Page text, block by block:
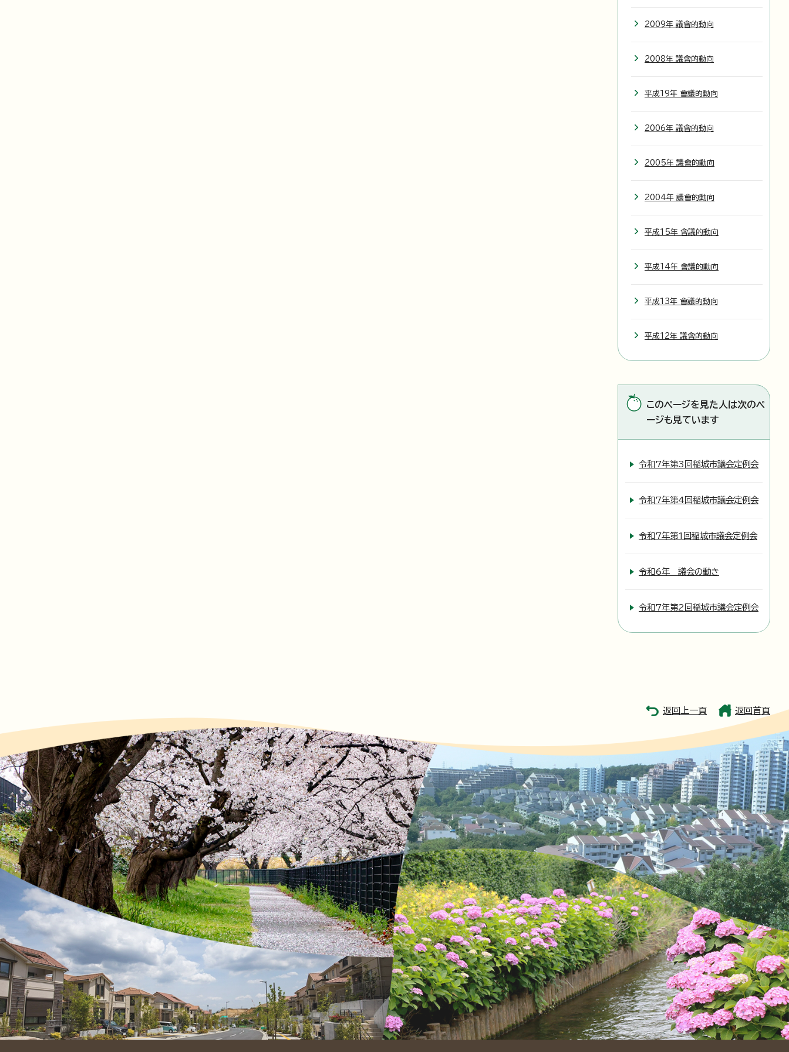
2009年 議會的動向
2008年 議會的動向
平成19年 會議的動向
2006年 議會的動向
2005年 議會的動向
2004年 議會的動向
平成15年 會議的動向
平成14年 會議的動向
平成13年 會議的動向
平成12年 議會的動向
このページを見た人は次のペ
ージも見ています
令和7年第3回稲城市議会定例会
令和7年第4回稲城市議会定例会
令和7年第1回稲城市議会定例会
令和6年 議会の動き
令和7年第2回稲城市議会定例会
返回上一頁 返回首頁